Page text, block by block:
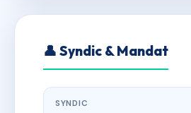
👤 Syndic & Mandat
SYNDIC